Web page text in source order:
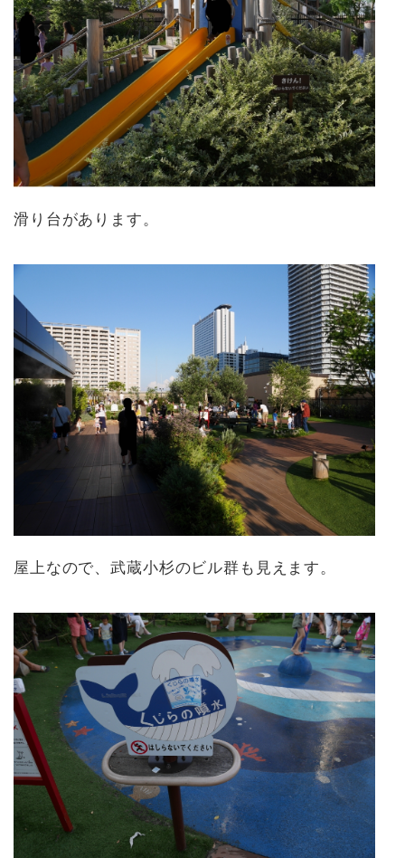
滑り台があります。
屋上なので、武蔵小杉のビル群も見えます。